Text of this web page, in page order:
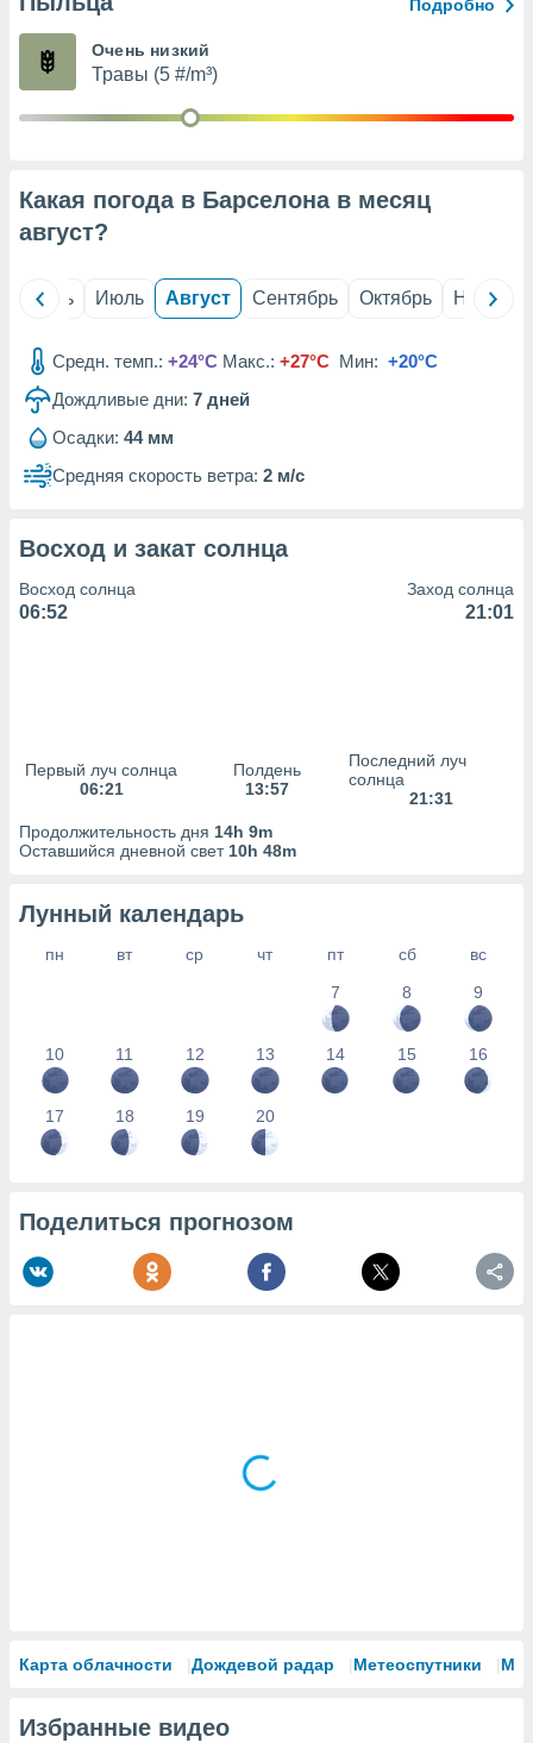
из
рекламы
сведения
Подробно
Очень низкий
Травы (5 #/m³)
Какая погода в Барселона в месяц
август?
Июнь Июль Август Сентябрь Октябрь Ноябрь
Средн. темп.: +24°C Макс.: +27°C Мин: +20°C
Дождливые дни: 7 дней
Осадки: 44 мм
Средняя скорость ветра: 2 м/с
Восход и закат солнца
Восход солнца
06:52
Заход солнца
21:01
Первый луч солнца
06:21
Полдень
13:57
Последний луч
солнца
21:31
Продолжительность дня 14h 9m
Оставшийся дневной свет 10h 48m
Лунный календарь
пн вт ср чт пт сб
вс
7
8 9
10 11 12 13 14 15 16
17 18 19 20
Поделиться прогнозом
Карта облачности Дождевой радар Метеоспутники
Избранные видео